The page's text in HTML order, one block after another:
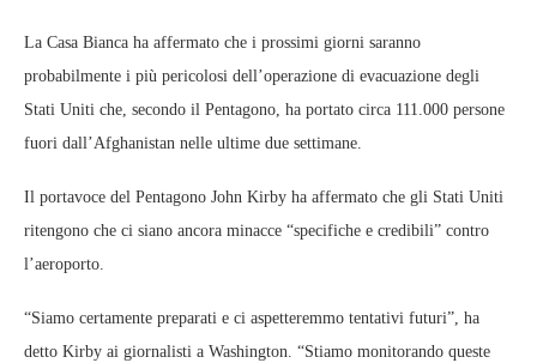
La Casa Bianca ha affermato che i prossimi giorni saranno
probabilmente i più pericolosi dell’operazione di evacuazione degli
Stati Uniti che, secondo il Pentagono, ha portato circa 111.000 persone
fuori dall’Afghanistan nelle ultime due settimane.
Il portavoce del Pentagono John Kirby ha affermato che gli Stati Uniti
ritengono che ci siano ancora minacce “specifiche e credibili” contro
l’aeroporto.
“Siamo certamente preparati e ci aspetteremmo tentativi futuri”, ha
detto Kirby ai giornalisti a Washington. “Stiamo monitorando queste